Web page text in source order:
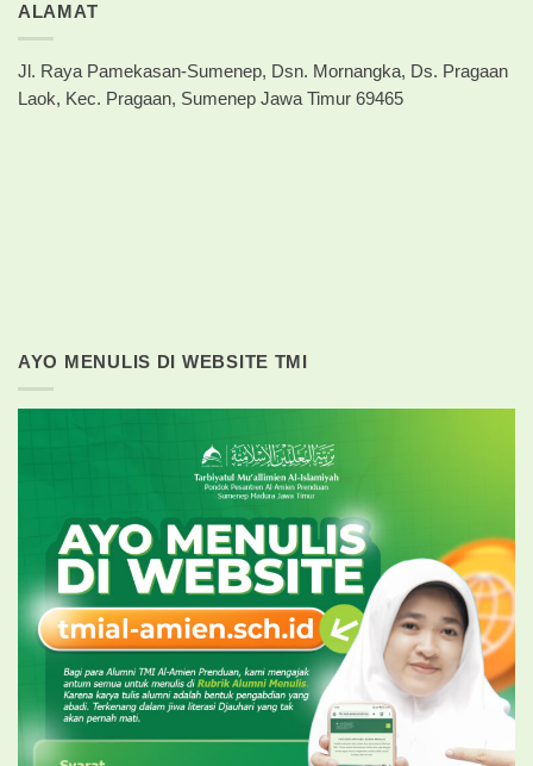
ALAMAT
Jl. Raya Pamekasan-Sumenep, Dsn. Mornangka, Ds. Pragaan
Laok, Kec. Pragaan, Sumenep Jawa Timur 69465
AYO MENULIS DI WEBSITE TMI